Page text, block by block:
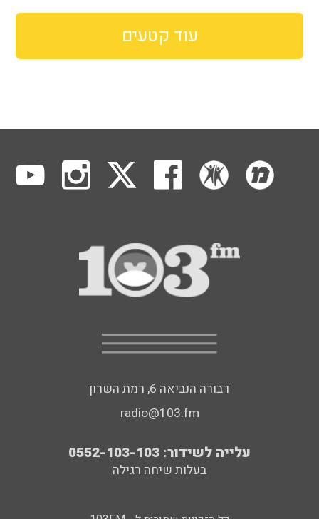
עוד קטעים
דבורה הנביאה 6, רמת השרון
radio@103.fm
עלייה לשידור: 0552-103-103
בעלות שיחה רגילה